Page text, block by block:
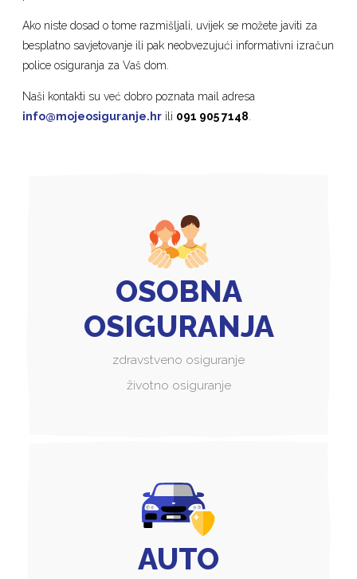
Ako niste dosad o tome razmišljali, uvijek se možete javiti za
besplatno savjetovanje ili pak neobvezujući informativni izračun
police osiguranja za Vaš dom.
Naši kontakti su već dobro poznata mail adresa
info@mojeosiguranje.hr ili 091 905 7148
OSOBNA
OSIGURANJA
zdravstveno osiguranje
životno osiguranje
AUTO